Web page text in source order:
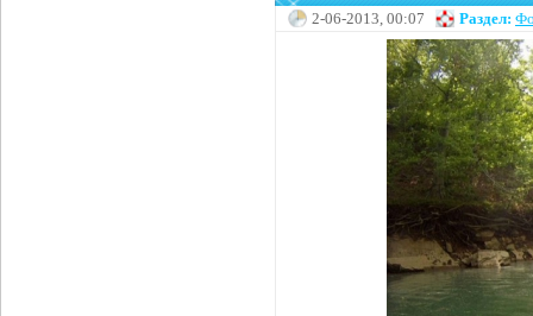
2-06-2013, 00:07 Раздел: